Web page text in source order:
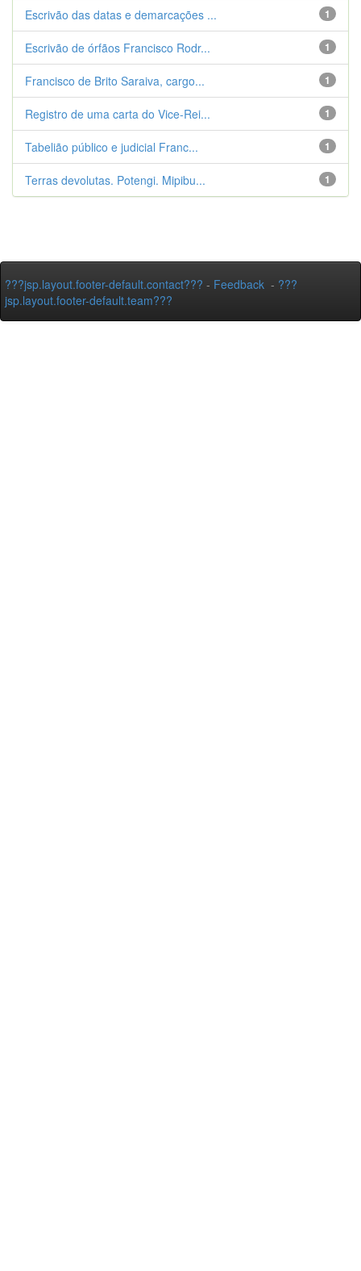
1
Escrivão das datas e demarcações ...
1
Escrivão de órfãos Francisco Rodr...
1
Francisco de Brito Saraiva, cargo...
1
Registro de uma carta do Vice-Rei...
1
Tabelião público e judicial Franc...
1
Terras devolutas. Potengi. Mipibu...
???jsp.layout.footer-default.contact??? - Feedback - ???
jsp.layout.footer-default.team???